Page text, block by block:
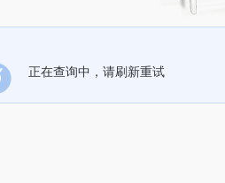
正在查询中，请刷新重试